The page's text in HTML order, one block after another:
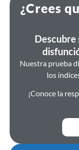
¿Crees
Descubre
Nuestra prueba
los
¡Conoce la